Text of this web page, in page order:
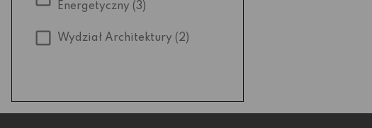
Energetyczny (3)
Wydział Architektury (2)
Wydział Matematyki(2)